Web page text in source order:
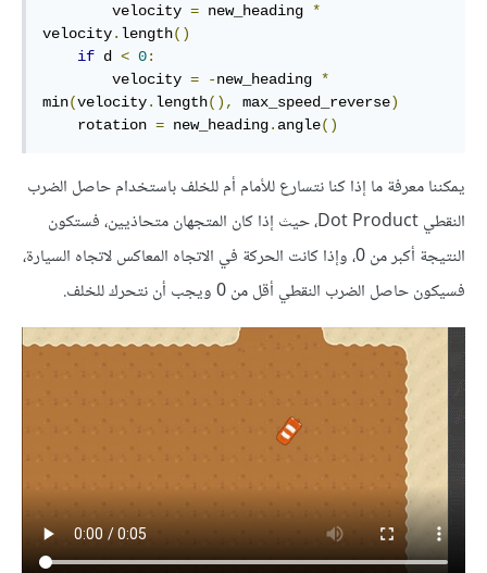
        velocity
= new_heading *
velocity. length()
if d < 0:
        velocity
= -new_heading *
min(velocity. length(), max_speed_reverse)
    rotation
= new_heading. angle()
يمكننا معرفة ما إذا كنا نتسارع للأمام أم للخلف باستخدام حاصل الضرب
النقطي Dot Product، حيث إذا كان المتجهان متحاذيين، فستكون
النتيجة أكبر من 0، وإذا كانت الحركة في الاتجاه المعاكس لاتجاه السيارة،
فسيكون حاصل الضرب النقطي أقل من 0 ويجب أن نتحرك للخلف.